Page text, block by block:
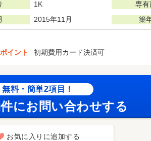
1K 専有
2015年11月 築
イント 初期費用カード決済可
無料・簡単2項目！
にお問い合わせする
お気に入りに追加する